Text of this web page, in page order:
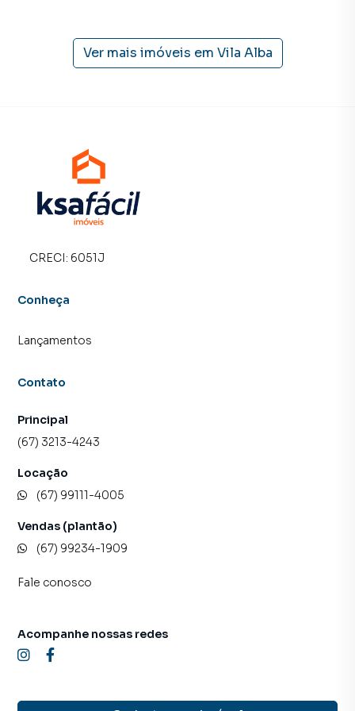
Ver mais imóveis em Vila Alba
CRECI: 6051J
Conheça
Lançamentos
Contato
Principal
(67) 3213-4243
Locação
(67) 99111-4005
Vendas (plantão)
(67) 99234-1909
Fale conosco
Acompanhe nossas redes